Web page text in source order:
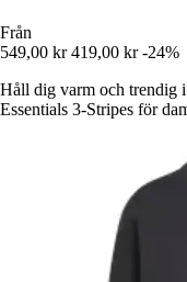
Från
549,00 kr 419,00 kr -24%
Håll dig varm och trendig
Essentials 3-Stripes för